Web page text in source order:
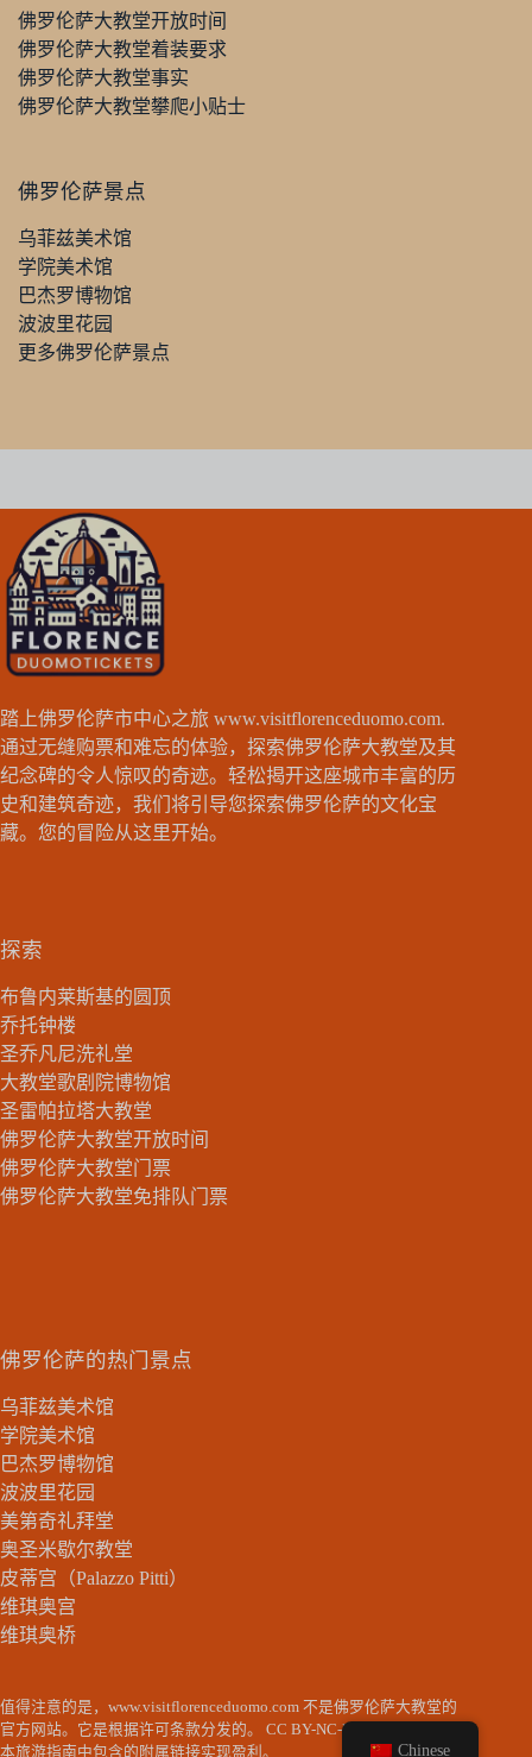
佛罗伦萨大教堂开放时间
佛罗伦萨大教堂着装要求
佛罗伦萨大教堂事实
佛罗伦萨大教堂攀爬小贴士
佛罗伦萨景点
乌菲兹美术馆
学院美术馆
巴杰罗博物馆
波波里花园
更多佛罗伦萨景点
踏上佛罗伦萨市中心之旅 www.visitflorenceduomo.com.
通过无缝购票和难忘的体验，探索佛罗伦萨大教堂及其
纪念碑的令人惊叹的奇迹。轻松揭开这座城市丰富的历
史和建筑奇迹，我们将引导您探索佛罗伦萨的文化宝
藏。您的冒险从这里开始。
探索
布鲁内莱斯基的圆顶
乔托钟楼
圣乔凡尼洗礼堂
大教堂歌剧院博物馆
圣雷帕拉塔大教堂
佛罗伦萨大教堂开放时间
佛罗伦萨大教堂门票
佛罗伦萨大教堂免排队门票
佛罗伦萨的热门景点
乌菲兹美术馆
学院美术馆
巴杰罗博物馆
波波里花园
美第奇礼拜堂
奥圣米歇尔教堂
皮蒂宫（Palazzo Pitti）
维琪奥宫
维琪奥桥
值得注意的是，www.visitflorenceduomo.com 不是佛罗伦萨大教堂的
官方网站。它是根据许可条款分发的。
CC BY-NC-ND
本旅游指南中包含的附属链接实现盈利。
Chinese